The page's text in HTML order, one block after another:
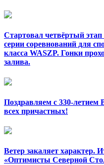
Стартовал четвёртый
серии соревнований для
класса WASZP. Гонки
залива.
Поздравляем с 330-летием
всех причастных!
Ветер закаляет характер.
«Оптимисты Северной